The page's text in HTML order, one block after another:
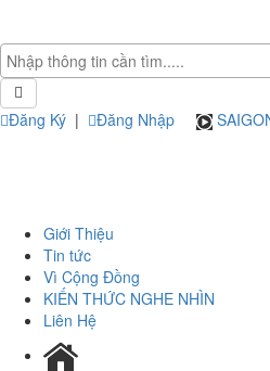
Đăng Ký | Đăng Nhập
Giới Thiệu
Tin tức
Vì Cộng Đồng
KIẾN THỨC NGHE NHÌN
Liên Hệ